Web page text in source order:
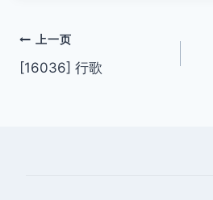
文
章
上一页
[16036] 行歌